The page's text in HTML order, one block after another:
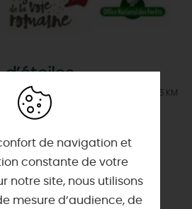
À 7.5 KM
de navigation et
constante de votre
notre site, nous utilisons
mesure d’audience, de